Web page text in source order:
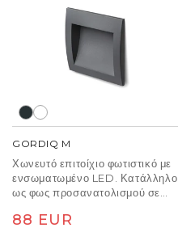
GORDIQ M
Χωνευτό επιτοίχιο φωτιστικό με
ενσωματωμένο LED. Κατάλληλο
ως φως προσανατολισμού σε
Μόνο κάθετος φωτισμός.
Κανονική
88 EUR